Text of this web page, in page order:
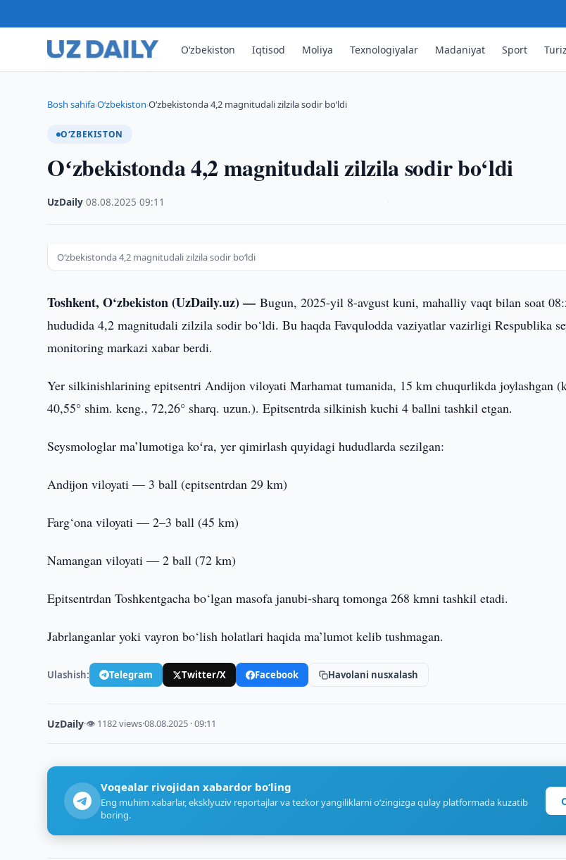
O‘zbekiston Iqtisod Moliya Texnologiyalar Madaniyat Sport
Bosh sahifa›O‘zbekiston›Oʻzbekistonda 4,2 magnitudali zilzila sodir bo‘ldi
O‘ZBEKISTON
Oʻzbekistonda 4,2 magnitudali zilzila sodir bo‘ldi
UzDaily ·08.08.2025 ·09:11
Oʻzbekistonda 4,2 magnitudali zilzila sodir bo‘ldi
Toshkent, O‘zbekiston (UzDaily.uz) —Bugun, 2025-yil 8-avgust kuni, mahalliy vaqt bilan soat
hududida 4,2 magnitudali zilzila sodir bo‘ldi. Bu haqda Favqulodda vaziyatlar vazirligi Respublika
monitoring markazi xabar berdi.
Yer silkinishlarining epitsentri Andijon viloyati Marhamat tumanida, 15 km chuqurlikda joylashgan
40,55° shim. keng., 72,26° sharq. uzun.). Epitsentrda silkinish kuchi 4 ballni tashkil etgan.
Seysmologlar ma’lumotiga koʻra, yer qimirlash quyidagi hududlarda sezilgan:
Andijon viloyati — 3 ball (epitsentrdan 29 km)
Farg‘ona viloyati — 2–3 ball (45 km)
Namangan viloyati — 2 ball (72 km)
Epitsentrdan Toshkentgacha bo‘lgan masofa janubi-sharq tomonga 268 kmni tashkil etadi.
Jabrlanganlar yoki vayron bo‘lish holatlari haqida ma’lumot kelib tushmagan.
Ulashish: Telegram Twitter/X Facebook Havolani nusxalash
UzDaily·👁 1182 views·08.08.2025 · 09:11
Voqealar rivojidan xabardor bo‘ling
Eng muhim xabarlar, eksklyuziv reportajlar va tezkor yangiliklarni o‘zingizga qulay platformada kuzatib
boring.